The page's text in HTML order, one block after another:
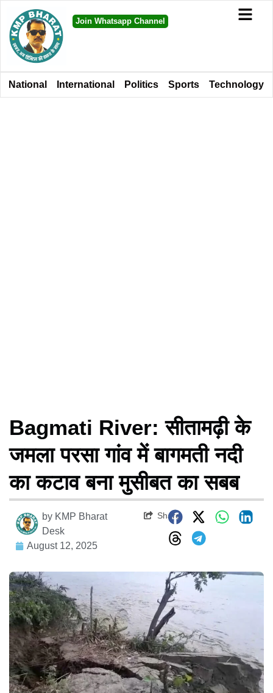
Join Whatsapp Channel
National International Politics Sports Technology
Bagmati River: सीतामढ़ी के
जमला परसा गांव में बागमती नदी
का कटाव बना मुसीबत का सबब
by KMP Bharat
Desk
August 12, 2025
Share